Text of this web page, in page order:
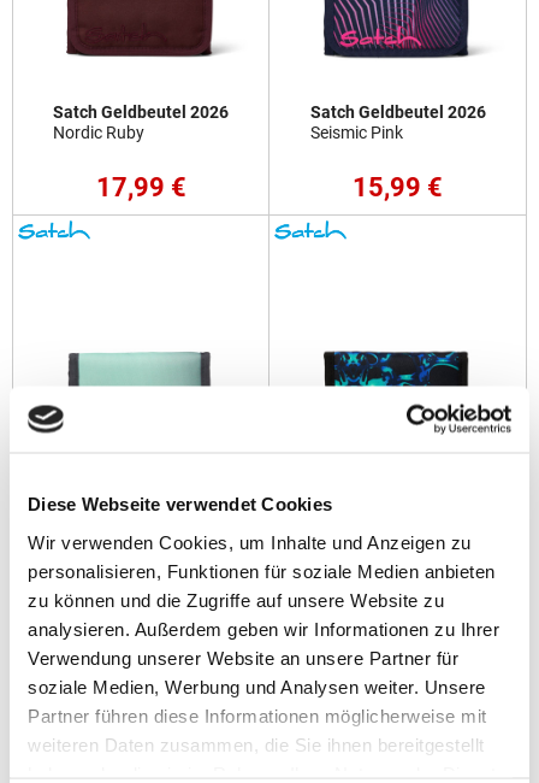
Diese Webseite verwendet Cookies
Wir verwenden Cookies, um Inhalte und Anzeigen zu
personalisieren, Funktionen für soziale Medien anbieten
zu können und die Zugriffe auf unsere Website zu
analysieren. Außerdem geben wir Informationen zu Ihrer
Verwendung unserer Website an unsere Partner für
soziale Medien, Werbung und Analysen weiter. Unsere
Partner führen diese Informationen möglicherweise mit
weiteren Daten zusammen, die Sie ihnen bereitgestellt
Satch Geldbeutel 2026
Nordic Ruby
17,99 €
Satch Geldbeutel 2026
Seismic Pink
15,99 €
Satch Geldbeutel 2026
15,99 €
Satch Geldbeutel 2025-2026
15,99 €